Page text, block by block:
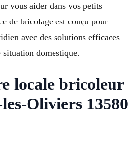
vous aider dans vos petits
de bricolage est conçu pour
avec des solutions efficaces
situation domestique.
locale bricoleur
Oliviers 13580